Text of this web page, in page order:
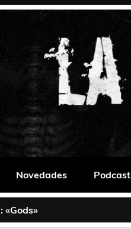
235
Novedades Podcast
«Gods»